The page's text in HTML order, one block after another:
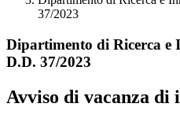
37/2023
Dipartimento di Ricerca e
D.D. 37/2023
Avviso di vacanza di